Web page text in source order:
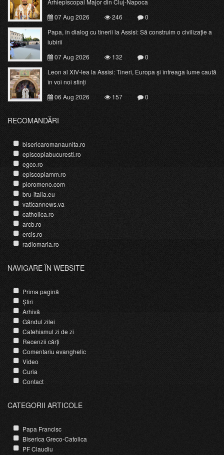
Arhiepiscopal Major din Cluj-Napoca
07 Aug 2026
246
0
Papa, în dialog cu tinerii la Assisi: Să construim o civilizație a
iubirii
07 Aug 2026
132
0
Leon al XIV-lea la Assisi: Tineri, Europa și întreaga lume caută
în voi noi sfinți
06 Aug 2026
157 0
RECOMANDĂRI
bisericaromanaunita.ro
episcopiabucuresti.ro
egco.ro
episcopiamm.ro
pioromeno.com
bru-italia.eu
vaticannews.va
catholica.ro
arcb.ro
ercis.ro
radiomaria.ro
NAVIGARE ÎN WEBSITE
Prima pagină
Știri
Arhivă
Gândul zilei
Catehismul zi de zi
Recenzii cărți
Comentariu evanghelic
Video
Curia
Contact
CATEGORII ARTICOLE
Papa Francisc
Biserica Greco-Catolica
PF Claudiu